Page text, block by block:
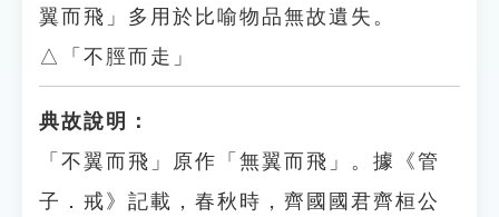
翼而飛」多用於比喻物品無故遺失。
△「不脛而走」
典故說明：
「不翼而飛」原作「無翼而飛」。據《管
子．戒》記載，春秋時，齊國國君齊桓公